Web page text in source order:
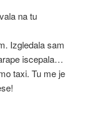
na tu
Izgledala sam
iscepala…
taxi. Tu me je